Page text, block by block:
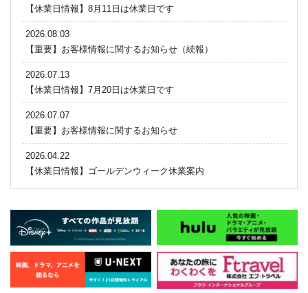
【休業日情報】8月11日は休業日です
2026.08.03
【重要】お客様情報に関するお知らせ（続報）
2026.07.13
【休業日情報】7月20日は休業日です
2026.07.07
【重要】お客様情報に関するお知らせ
2026.04.22
【休業日情報】ゴールデンウィーク休業案内